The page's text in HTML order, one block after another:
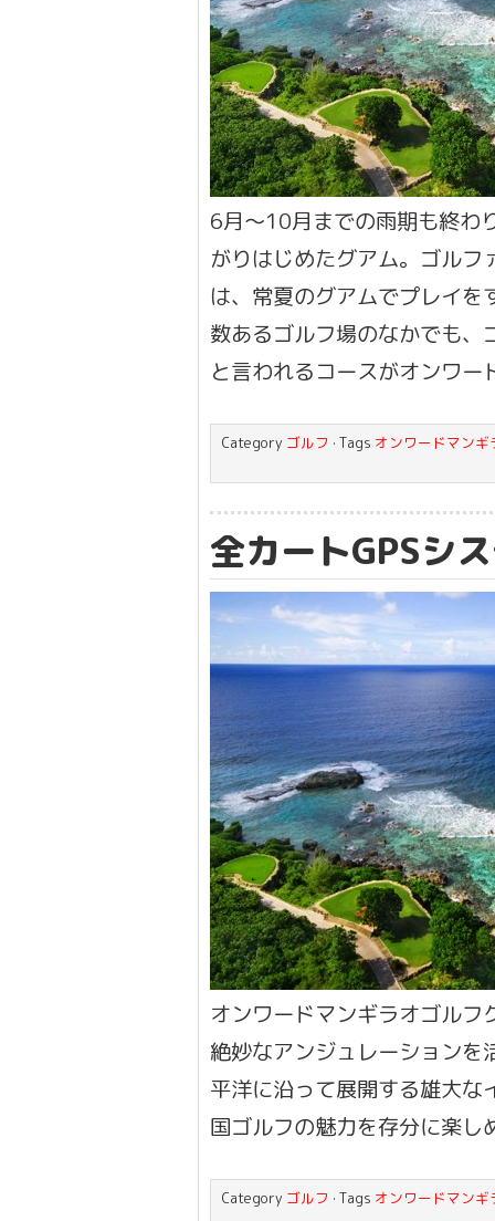
6月〜10月までの雨期も終わ
がりはじめたグアム。ゴルフ
は、常夏のグアムでプレイを
数あるゴルフ場のなかでも、
と言われるコースがオンワ
Category ゴルフ · Tags オンワードマン
全カートGPSシ
オンワードマンギラオゴルフ
絶妙なアンジュレーションを
平洋に沿って展開する雄大な
国ゴルフの魅力を存分に楽し
Category ゴルフ · Tags オンワードマン